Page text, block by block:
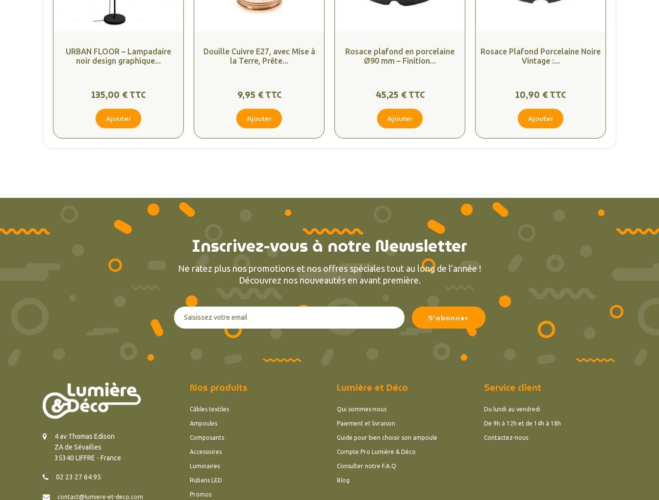
URBAN FLOOR – Lampadaire
noir design graphique...
135,00 € TTC
Ajouter
Douille Cuivre E27, avec Mise à
la Terre, Prête...
9,95 € TTC
Ajouter
Rosace plafond en porcelaine
Ø90 mm – Finition...
45,25 € TTC
Ajouter
Rosace Plafond Porcelaine Noire
Vintage :...
10,90 € TTC
Ajouter
Inscrivez-vous à notre Newsletter
Ne ratez plus nos promotions et nos offres spéciales tout au long de l’année !
Découvrez nos nouveautés en avant première.
4 av Thomas Edison
ZA de Sévailles
35340 LIFFRE - France
02 23 27 64 95
contact@lumiere-et-deco.com
Nos produits
Câbles textiles
Ampoules
Composants
Accessoires
Luminaires
Rubans LED
Promos
Lumière et Déco
Qui sommes-nous
Paiement et livraison
Guide pour bien choisir son ampoule
Compte Pro Lumière & Déco
Consulter notre F.A.Q
Blog
Service client
Du lundi au vendredi
De 9h à 12h et de 14h à 18h
Contactez-nous